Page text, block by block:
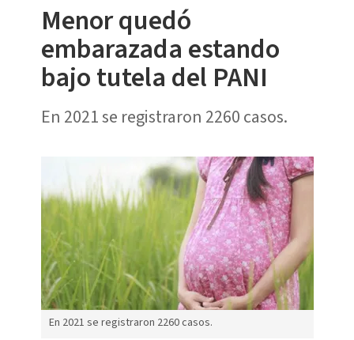
Menor quedó
embarazada estando
bajo tutela del PANI
En 2021 se registraron 2260 casos.
En 2021 se registraron 2260 casos.